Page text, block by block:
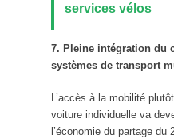
services vélos
7. Pleine intégration du
systèmes de transport
L’accès à la mobilité
voiture individuelle va
l’économie du partage